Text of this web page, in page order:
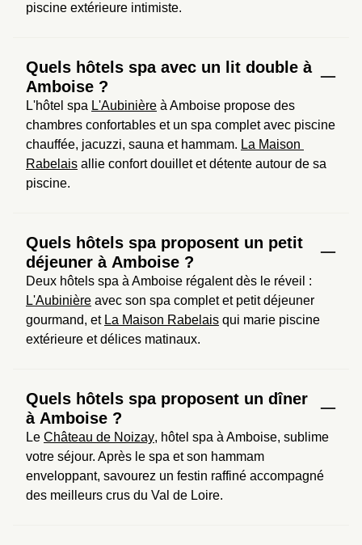
piscine extérieure intimiste.
Quels hôtels spa avec un lit double à
Amboise ?
L'hôtel spa L'Aubinière à Amboise propose des
chambres confortables et un spa complet avec piscine
chauffée, jacuzzi, sauna et hammam. La Maison
Rabelais allie confort douillet et détente autour de sa
piscine.
Quels hôtels spa proposent un petit
déjeuner à Amboise ?
L'Aubinière avec son spa complet et petit déjeuner
gourmand, et La Maison Rabelais qui marie piscine
extérieure et délices matinaux.
Quels hôtels spa proposent un dîner
à Amboise ?
Le Château de Noizay, hôtel spa à Amboise, sublime
votre séjour. Après le spa et son hammam
enveloppant, savourez un festin raffiné accompagné
des meilleurs crus du Val de Loire.